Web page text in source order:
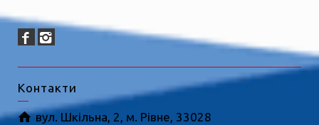
Контакти
вул. Шкільна, 2, м. Рівне, 33028